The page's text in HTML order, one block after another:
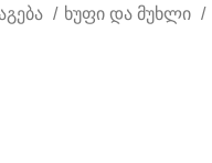
ხუფი და მუხლი